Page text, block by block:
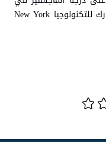
إدارة الأعمال ( MBA ) من جامعة نيويورك للتكنولوجيا New York